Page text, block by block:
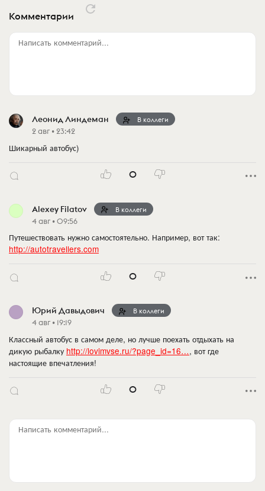
Комментарии
Написать комментарий...
Леонид Линдеман В коллеги
2 авг • 23:42
Шикарный автобус)
0
Alexey Filatov В коллеги
4 авг • 09:56
Путешествовать нужно самостоятельно. Например, вот так:
http://autotravellers.com
0
Юрий Давыдович В коллеги
4 авг • 19:19
Классный автобус в самом деле, но лучше поехать отдыхать на
дикую рыбалку http://lovimvse.ru/?page_id=16…, вот где
настоящие впечатления!
0
Написать комментарий...